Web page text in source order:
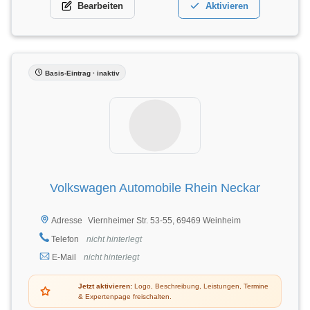
Bearbeiten Aktivieren
Basis-Eintrag · inaktiv
Volkswagen Automobile Rhein Neckar
Adresse
Viernheimer Str. 53-55, 69469 Weinheim
Telefon
nicht hinterlegt
E-Mail
nicht hinterlegt
Jetzt aktivieren: Logo, Beschreibung, Leistungen, Termine
& Expertenpage freischalten.